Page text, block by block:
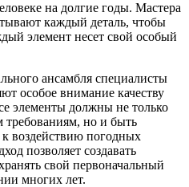
на долгие годы. Мастера
каждый деталь, чтобы
элемент несет свой особый
ансамбля специалисты
особое внимание качеству
элементы должны не только
требованиям, но и быть
воздействию погодных
позволяет создавать
свой первоначальный
многих лет.